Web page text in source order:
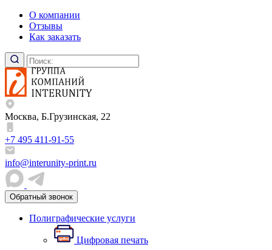
О компании
Отзывы
Как заказать
Москва, Б.Грузинская, 22
+7 495 411-91-55
info@interunity-print.ru
Обратный звонок
Полиграфические услуги
Цифровая печать